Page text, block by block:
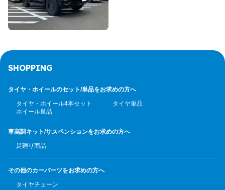
SHOPPING
タイヤ・ホイールのセット/単品をお求めの方へ
タイヤ・ホイール4本セット
タイヤ単品
ホイール単品
車高調キット/サスペンションをお求めの方へ
足廻り商品
その他のカーパーツをお求めの方へ
タイヤチェーン